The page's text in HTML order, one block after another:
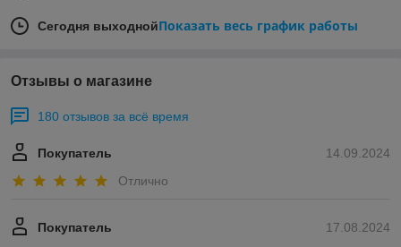
Сегодня выходнойПоказать весь график работы
Отзывы о магазине
180 отзывов за всё время
14.09.2024
Покупатель
Отлично
17.08.2024
Покупатель